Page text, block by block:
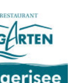
erholsame